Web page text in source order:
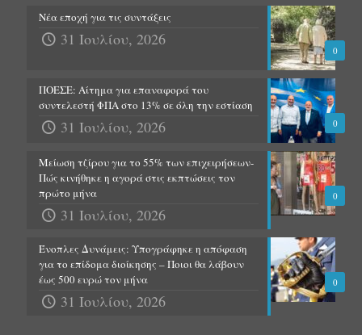
0
Νέα εποχή για τις συντάξεις
31 Ιουλίου, 2026
0
ΠΟΕΣΕ: Αίτημα για επαναφορά του
συντελεστή ΦΠΑ στο 13% σε όλη την εστίαση
31 Ιουλίου, 2026
0
Μείωση τζίρου για το 55% των επιχειρήσεων-
Πώς κινήθηκε η αγορά στις εκπτώσεις τον
πρώτο μήνα
31 Ιουλίου, 2026
0
Ένοπλες Δυνάμεις: Υπογράφηκε η απόφαση
για το επίδομα διοίκησης – Ποιοι θα λάβουν
έως 500 ευρώ τον μήνα
31 Ιουλίου, 2026